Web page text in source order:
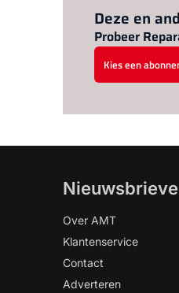
Deze en
Probeer
Kies een
Over AMT
Klantenservice
Contact
Adverteren